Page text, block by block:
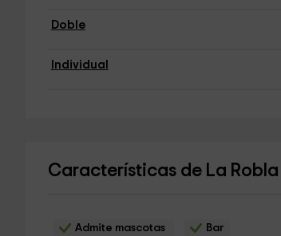
Doble
Individual
Características de La Robla
Admite mascotas Bar